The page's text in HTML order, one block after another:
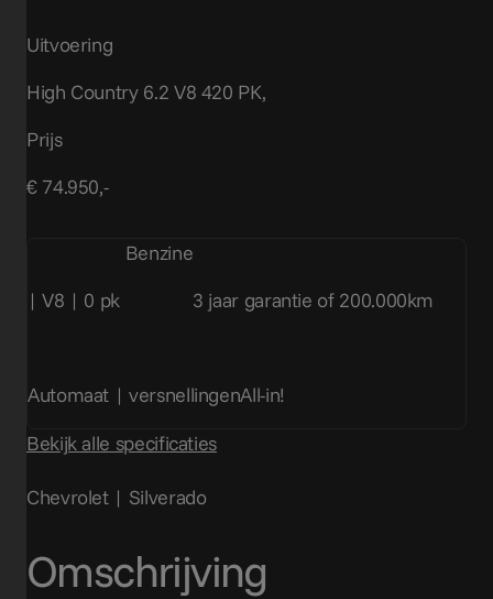
Uitvoering
High Country 6.2 V8 420 PK,
Prijs
€ 74.950,-
| V8 | 0 pk
Benzine
3 jaar garantie of 200.000km
Automaat | versnellingenAll-in!
Bekijk alle specificaties
Chevrolet | Silverado
Omschrijving